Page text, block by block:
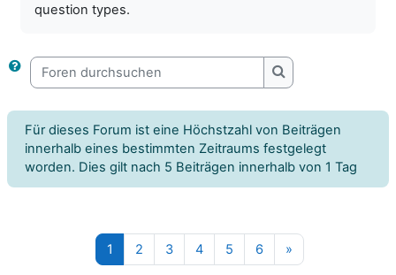
question types.
Foren durchsuchen
Foren
Für dieses Forum ist eine Höchstzahl von Beiträgen
innerhalb eines bestimmten Zeitraums festgelegt
worden. Dies gilt nach 5 Beiträgen innerhalb von 1 Tag
1 Seite 1
2Seite 2
3Seite 3
4Seite 4
5Seite 5
6Seite 6
»Nächste Seite